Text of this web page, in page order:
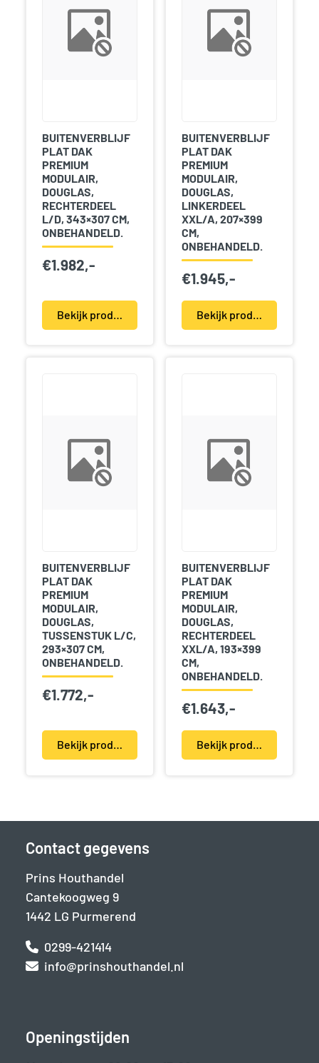
BUITENVERBLIJF
PLAT DAK
PREMIUM
MODULAIR,
DOUGLAS,
RECHTERDEEL
L/D, 343×307 CM,
ONBEHANDELD.
€1.982,-
Bekijk product(en)
BUITENVERBLIJF
PLAT DAK
PREMIUM
MODULAIR,
DOUGLAS,
LINKERDEEL
XXL/A, 207×399
CM,
ONBEHANDELD.
€1.945,-
Bekijk product(en)
BUITENVERBLIJF
PLAT DAK
PREMIUM
MODULAIR,
DOUGLAS,
TUSSENSTUK L/C,
293×307 CM,
ONBEHANDELD.
€1.772,-
Bekijk product(en)
BUITENVERBLIJF
PLAT DAK
PREMIUM
MODULAIR,
DOUGLAS,
RECHTERDEEL
XXL/A, 193×399
CM,
ONBEHANDELD.
€1.643,-
Bekijk product(en)
Contact gegevens
Prins Houthandel
Cantekoogweg 9
1442 LG Purmerend
0299-421414
info@prinshouthandel.nl
Openingstijden